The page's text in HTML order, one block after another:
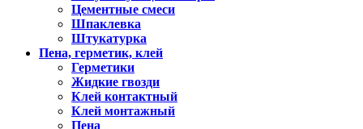
Цементные смеси
Шпаклевка
Штукатурка
Пена, герметик, клей
Герметики
Жидкие гвозди
Клей контактный
Клей монтажный
Пена